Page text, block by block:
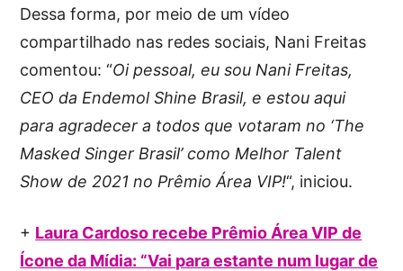
Dessa forma, por meio de um vídeo
compartilhado nas redes sociais, Nani Freitas
comentou: “Oi pessoal, eu sou Nani Freitas,
CEO da Endemol Shine Brasil, e estou aqui
para agradecer a todos que votaram no ‘The
Masked Singer Brasil’ como Melhor Talent
Show de 2021 no Prêmio Área VIP!“, iniciou.
+ Laura Cardoso recebe Prêmio Área VIP de
Ícone da Mídia: “Vai para estante num lugar de